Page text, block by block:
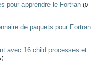
pour apprendre le Fortran (0
de paquets pour Fortran
avec 16 child processes et